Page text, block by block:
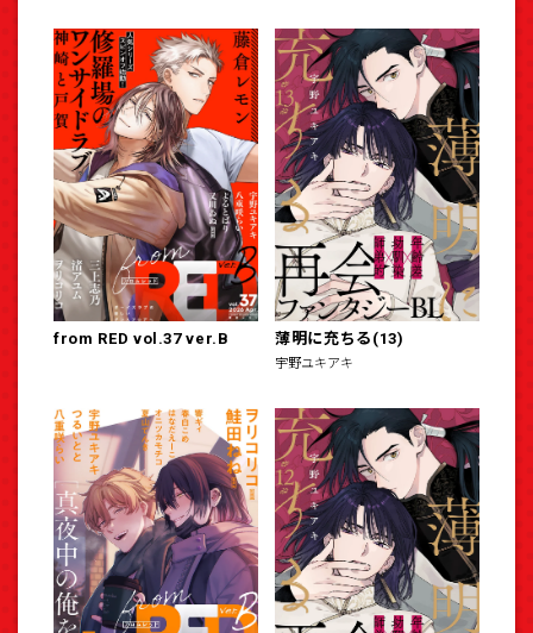
from RED vol.37 ver.B 薄明に充ちる(13)
宇野ユキアキ